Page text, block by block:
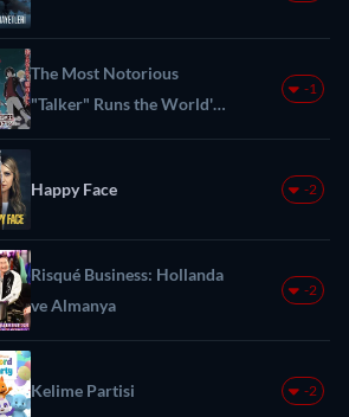
The Most Notorious
"Talker" Runs the World's
Greatest Clan
-1
Happy Face -2
Risqué Business: Hollanda
ve Almanya
-2
Kelime Partisi -2